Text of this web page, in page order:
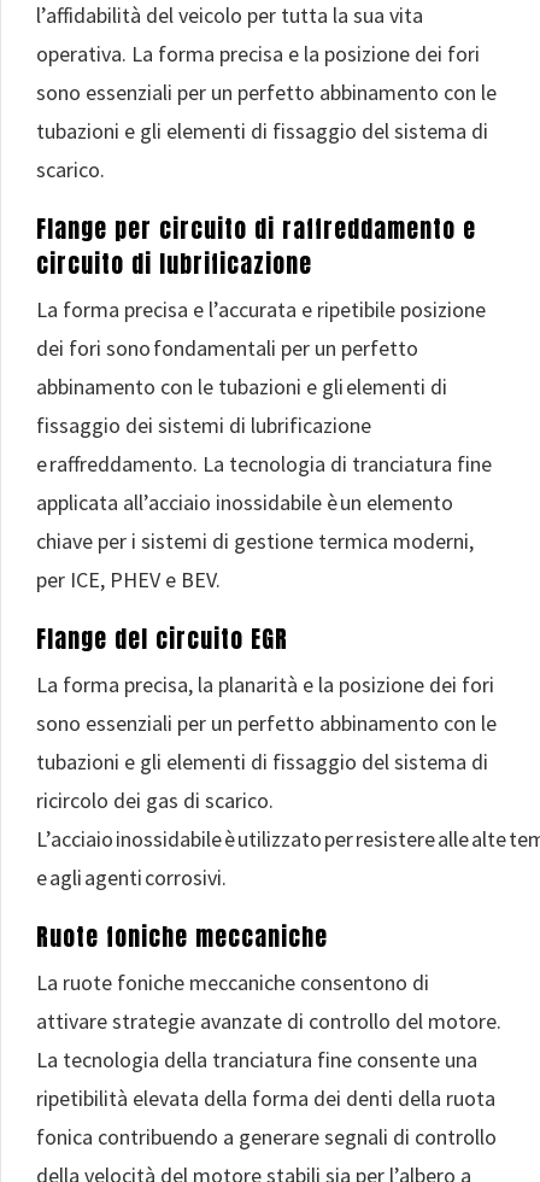
l’affidabilità del veicolo per tutta la sua vita
operativa. La forma precisa e la posizione dei fori
sono essenziali per un perfetto abbinamento con le
tubazioni e gli elementi di fissaggio del sistema di
scarico.
Flange per circuito di raffreddamento e
circuito di lubrificazione
La forma precisa e l’accurata e ripetibile posizione
dei fori sono fondamentali per un perfetto
abbinamento con le tubazioni e gli elementi di
fissaggio dei sistemi di lubrificazione
e raffreddamento.​ La tecnologia di tranciatura fine
applicata all’acciaio inossidabile è un elemento
chiave per i sistemi di gestione termica moderni,
per ICE, PHEV e BEV.​
Flange del circuito EGR
La forma precisa, la planarità e la posizione dei fori
sono essenziali per un perfetto abbinamento con le
tubazioni e gli elementi di fissaggio del sistema di
ricircolo dei gas di scarico.
L’acciaio inossidabile è utilizzato per resistere alle alte
e agli agenti corrosivi.
Ruote foniche meccaniche
La ruote foniche meccaniche consentono di
attivare strategie avanzate di controllo del motore.
La tecnologia della tranciatura fine consente una
ripetibilità elevata della forma dei denti della ruota
fonica contribuendo a generare segnali di controllo
della velocità del motore stabili sia per l’albero a